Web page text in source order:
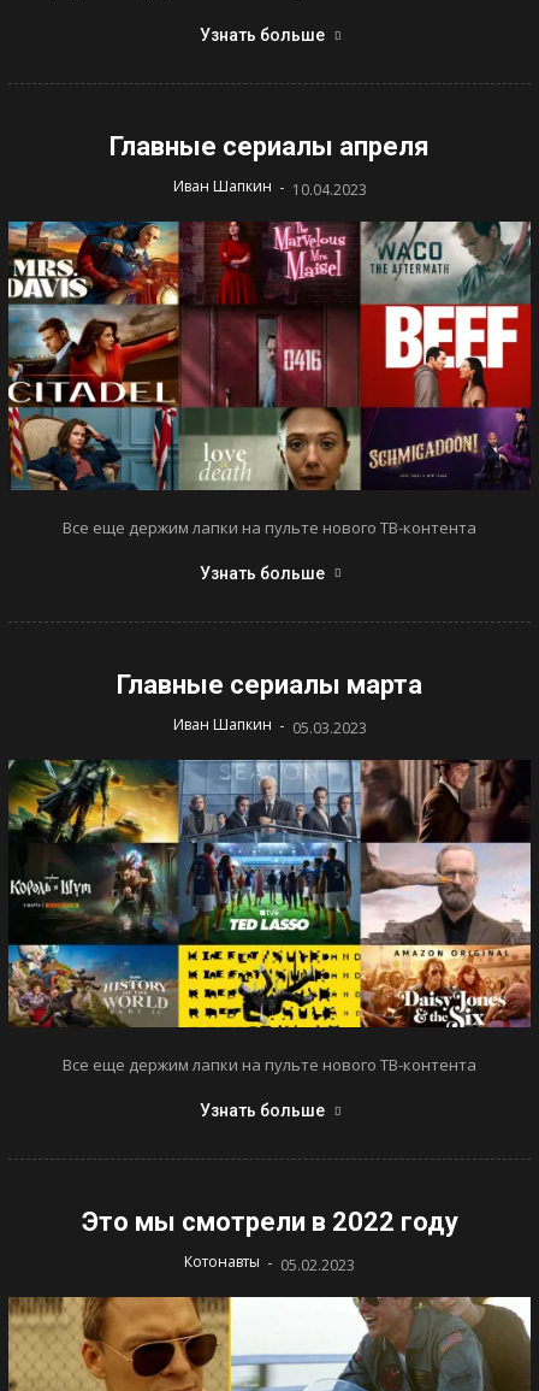
Узнать больше
Главные сериалы апреля
Иван Шапкин - 10.04.2023
Все еще держим лапки на пульте нового ТВ-контента
Узнать больше
Главные сериалы марта
Иван Шапкин - 05.03.2023
Все еще держим лапки на пульте нового ТВ-контента
Узнать больше
Это мы смотрели в 2022 году
Котонавты - 05.02.2023